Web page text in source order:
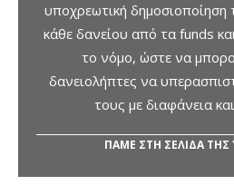
υποχρεωτική
κάθε δανείου από τα funds
το νόμο, ώστε να
δανειολήπτες να
τους με διαφάνεια
ΠΑΜΕ ΣΤΗ ΣΕΛΙΔΑ